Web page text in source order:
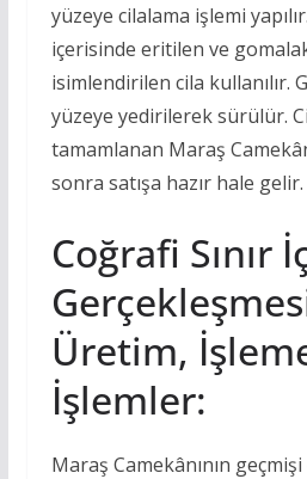
yüzeye cilalama işlemi
içerisinde eritilen ve
isimlendirilen cila kullanılır.
yüzeye yedirilerek sürülür.
tamamlanan Maraş
sonra satışa hazır hale gelir.
Coğrafi Sınır
Üretim,
İşlemler:
Maraş Camekânının